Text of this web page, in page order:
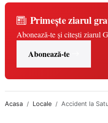
Primește ziarul
Abonează-te și citești ziarul
Abonează-te
Acasa Locale Accident la